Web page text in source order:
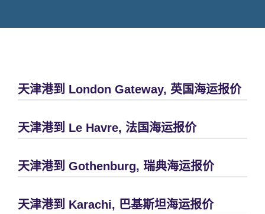
天津港到 London Gateway, 英国海运报价
天津港到 Le Havre, 法国海运报价
天津港到 Gothenburg, 瑞典海运报价
天津港到 Karachi, 巴基斯坦海运报价